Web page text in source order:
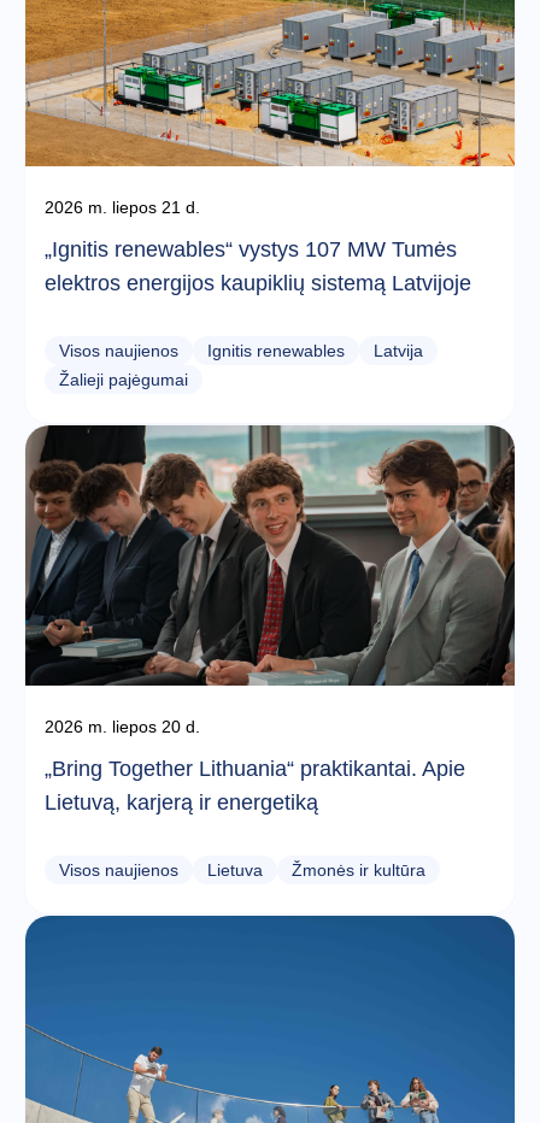
2026 m. liepos 21 d.
„Ignitis renewables“ vystys 107 MW Tumės
elektros energijos kaupiklių sistemą Latvijoje
Visos naujienos Ignitis renewables
Latvija
Žalieji pajėgumai
2026 m. liepos 20 d.
„Bring Together Lithuania“ praktikantai. Apie
Lietuvą, karjerą ir energetiką
Visos naujienos Lietuva Žmonės ir kultūra